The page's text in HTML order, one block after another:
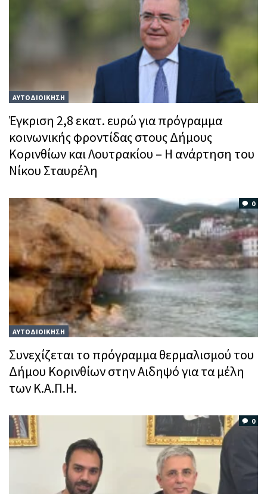
ΑΥΤΟΔΙΟΙΚΗΣΗ
Έγκριση 2,8 εκατ. ευρώ για πρόγραμμα
κοινωνικής φροντίδας στους Δήμους
Κορινθίων και Λουτρακίου – Η ανάρτηση του
Νίκου Σταυρέλη
0
ΑΥΤΟΔΙΟΙΚΗΣΗ
Συνεχίζεται το πρόγραμμα θερμαλισμού του
Δήμου Κορινθίων στην Αιδηψό για τα μέλη
των Κ.Α.Π.Η.
0